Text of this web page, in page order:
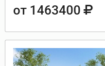
от 1463400